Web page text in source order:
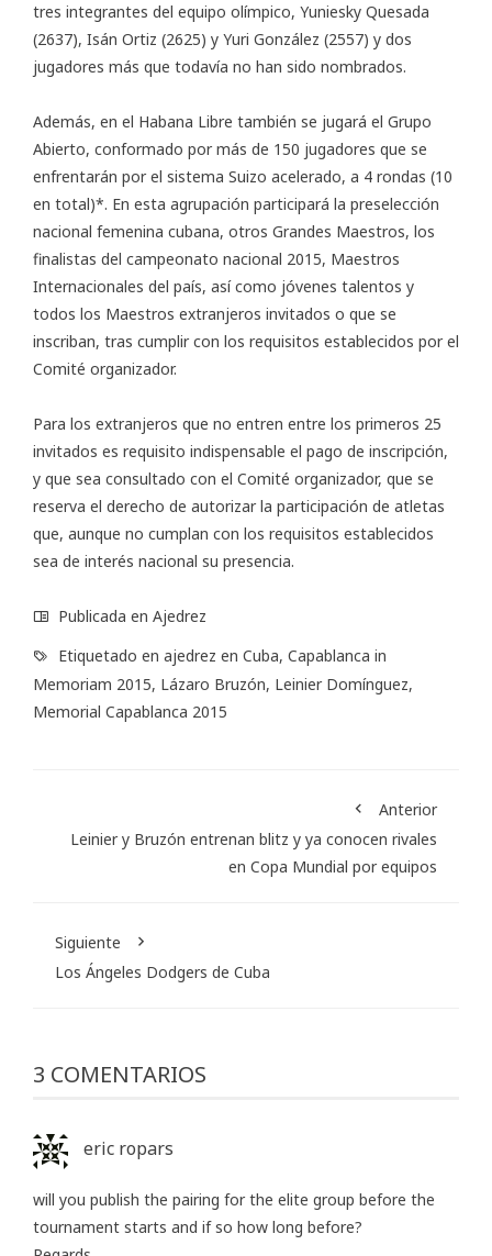
tres integrantes del equipo olímpico, Yuniesky Quesada
(2637), Isán Ortiz (2625) y Yuri González (2557) y dos
jugadores más que todavía no han sido nombrados.
Además, en el Habana Libre también se jugará el Grupo
Abierto, conformado por más de 150 jugadores que se
enfrentarán por el sistema Suizo acelerado, a 4 rondas (10
en total)*. En esta agrupación participará la preselección
nacional femenina cubana, otros Grandes Maestros, los
finalistas del campeonato nacional 2015, Maestros
Internacionales del país, así como jóvenes talentos y
todos los Maestros extranjeros invitados o que se
inscriban, tras cumplir con los requisitos establecidos por el
Comité organizador.
Para los extranjeros que no entren entre los primeros 25
invitados es requisito indispensable el pago de inscripción,
y que sea consultado con el Comité organizador, que se
reserva el derecho de autorizar la participación de atletas
que, aunque no cumplan con los requisitos establecidos
sea de interés nacional su presencia.
Publicada en Ajedrez
Etiquetado en ajedrez en Cuba, Capablanca in
Memoriam 2015, Lázaro Bruzón, Leinier Domínguez,
Memorial Capablanca 2015
Anterior
Leinier y Bruzón entrenan blitz y ya conocen rivales
en Copa Mundial por equipos
Siguiente
Los Ángeles Dodgers de Cuba
3 COMENTARIOS
eric ropars
will you publish the pairing for the elite group before the
tournament starts and if so how long before?